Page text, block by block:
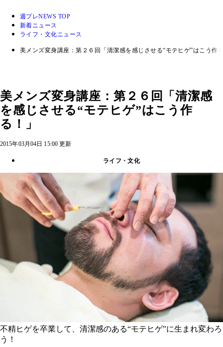
週プレNEWS TOP
新着ニュース
ライフ・文化ニュース
美メンズ変身講座：第２６回「清潔感を感じさせる“モテヒゲ”はこう作
美メンズ変身講座：第２６回「清潔感
を感じさせる“モテヒゲ”はこう作
る！」
2015年03月04日 15:00 更新
ライフ・文化
不精ヒゲを卒業して、清潔感のある“モテヒゲ”に生まれ変わろ
う！